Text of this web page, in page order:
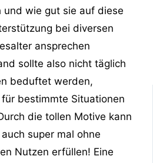
und wie gut sie auf diese
bei diversen
ansprechen
sollte also nicht täglich
beduftet werden,
bestimmte Situationen
die tollen Motive kann
super mal ohne
Nutzen erfüllen! Eine